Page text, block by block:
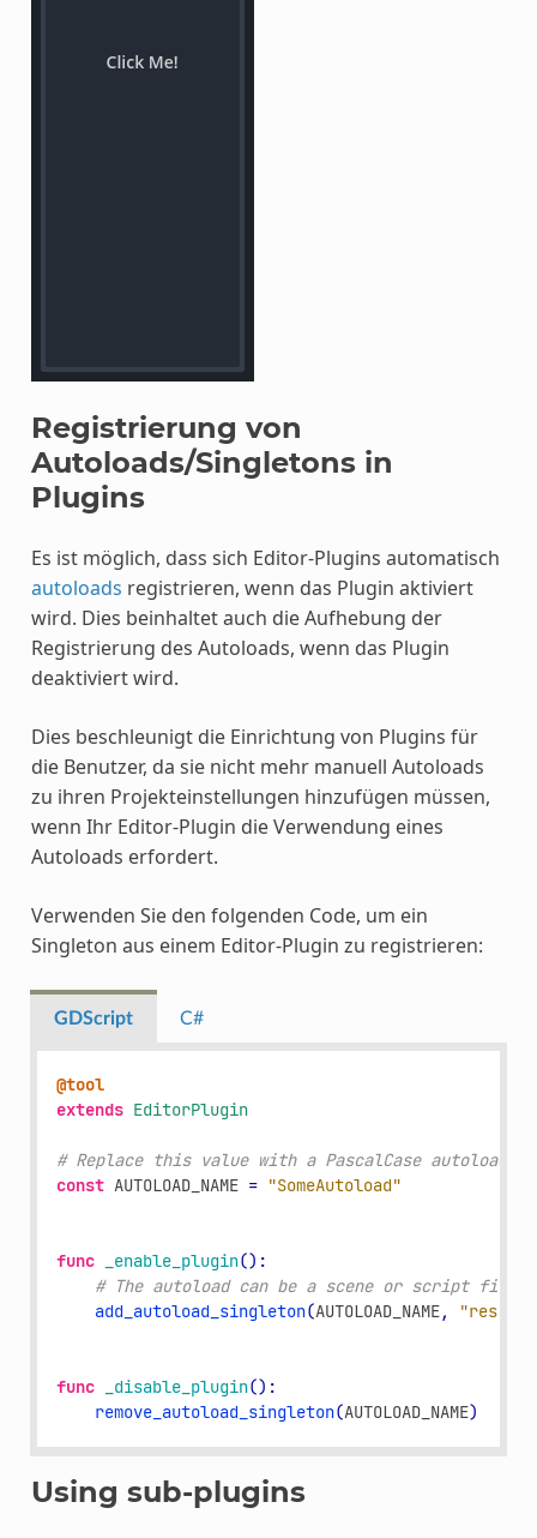
Registrierung von
Autoloads/Singletons in
Plugins
Es ist möglich, dass sich Editor-Plugins automatisch
autoloads registrieren, wenn das Plugin aktiviert
wird. Dies beinhaltet auch die Aufhebung der
Registrierung des Autoloads, wenn das Plugin
deaktiviert wird.
Dies beschleunigt die Einrichtung von Plugins für
die Benutzer, da sie nicht mehr manuell Autoloads
zu ihren Projekteinstellungen hinzufügen müssen,
wenn Ihr Editor-Plugin die Verwendung eines
Autoloads erfordert.
Verwenden Sie den folgenden Code, um ein
Singleton aus einem Editor-Plugin zu registrieren:
GDScript C#
@tool
extends EditorPlugin
# Replace this value with a PascalCase autoload
const AUTOLOAD_NAME = "SomeAutoload"
func _enable_plugin():
# The autoload can be a scene or script file.
add_autoload_singleton(AUTOLOAD_NAME, "res://
func _disable_plugin():
remove_autoload_singleton(AUTOLOAD_NAME)
Using sub-plugins